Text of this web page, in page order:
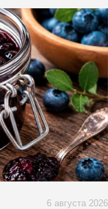
6 августа 2026